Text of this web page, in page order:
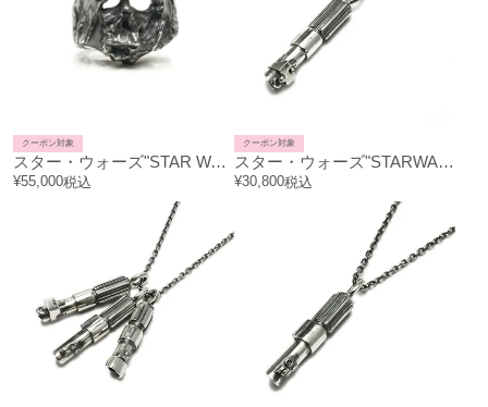
スター・ウォーズ"STAR WARS™"ダース・ベイダー デスマスク リング/指輪
クーポン対象
¥55,000税込
スター・ウォーズ"STARWARS™"ライトセーバーネックレス-DARTHVADER-
クーポン対象
¥30,800税込